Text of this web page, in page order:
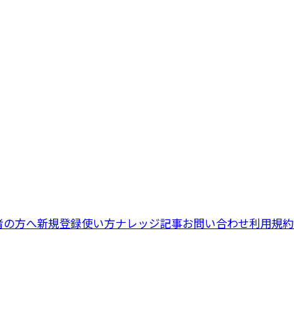
の方へ新規登録使い方ナレッジ記事お問い合わせ利用規約